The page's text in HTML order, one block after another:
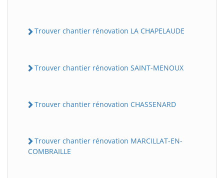
Trouver chantier rénovation LA CHAPELAUDE
Trouver chantier rénovation SAINT-MENOUX
Trouver chantier rénovation CHASSENARD
Trouver chantier rénovation MARCILLAT-EN-
COMBRAILLE